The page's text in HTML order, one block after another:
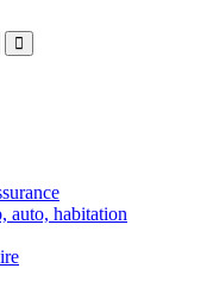
auto, habitation